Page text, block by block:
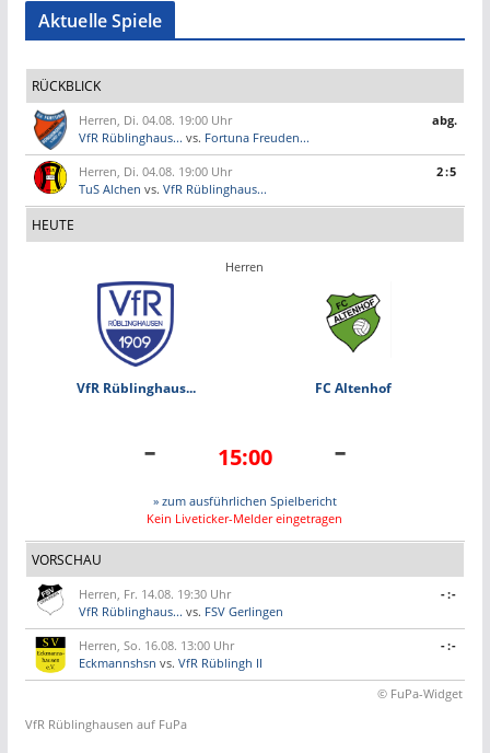
Aktuelle Spiele
RÜCKBLICK
Herren, Di. 04.08. 19:00 Uhr
VfR Rüblinghaus... vs. Fortuna Freuden...
abg.
Herren, Di. 04.08. 19:00 Uhr
TuS Alchen vs. VfR Rüblinghaus...
2:5
HEUTE
Herren
VfR Rüblinghaus... FC Altenhof
- 15:00 -
» zum ausführlichen Spielbericht
Kein Liveticker-Melder eingetragen
VORSCHAU
Herren, Fr. 14.08. 19:30 Uhr
VfR Rüblinghaus... vs. FSV Gerlingen
-:-
Herren, So. 16.08. 13:00 Uhr
Eckmannshsn vs. VfR Rüblingh II
-:-
© FuPa-Widget
VfR Rüblinghausen auf FuPa